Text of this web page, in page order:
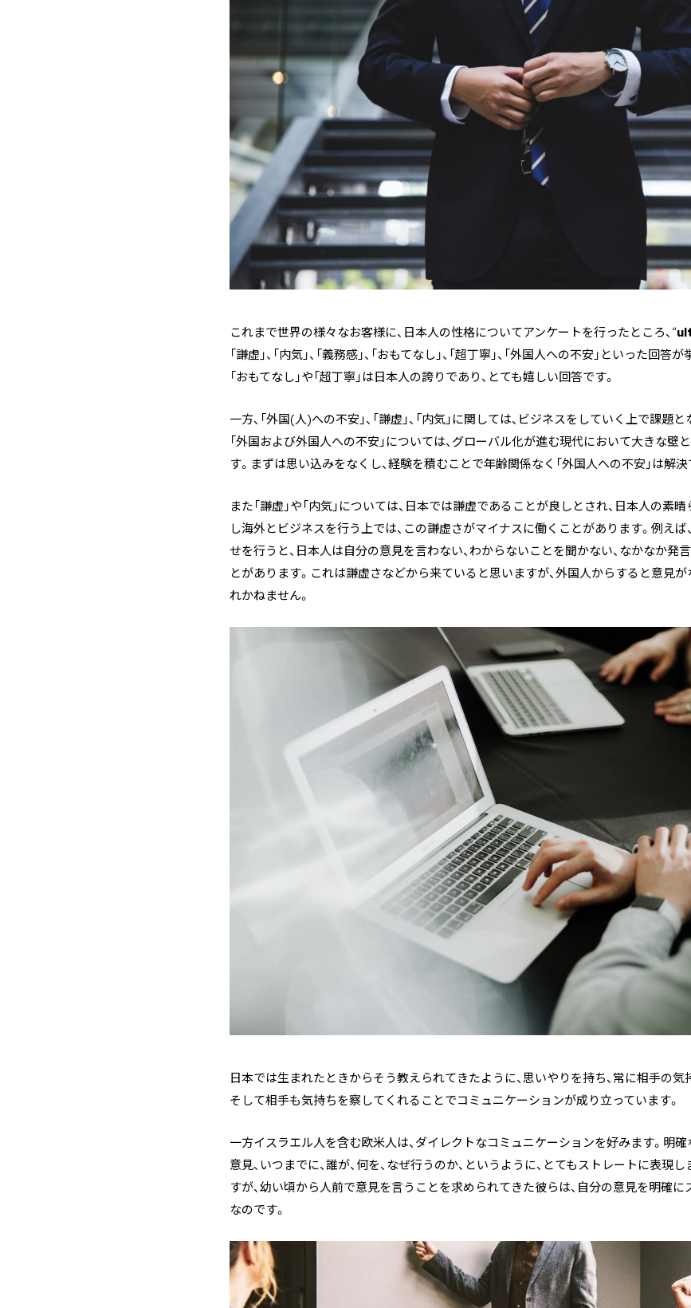
これまで世界の様々なお客様に、日本人の性格についてアンケートを行ったところ、“
「謙虚」、「内気」、「義務感」、「おもてなし」、「超丁寧」、「外国人への不安」といった回答
「おもてなし」や「超丁寧」は日本人の誇りであり、とても嬉しい回答です。
一方、「外国(人)への不安」、「謙虚」、「内気」に関しては、ビジネスをしていく上で課題と
「外国および外国人への不安」については、グローバル化が進む現代において大きな壁
す。まずは思い込みをなくし、経験を積むことで年齢関係なく「外国人への不安」は解決
また「謙虚」や「内気」については、日本では謙虚であることが良しとされ、日本人の素
し海外とビジネスを行う上では、この謙虚さがマイナスに働くことがあります。例え
せを行うと、日本人は自分の意見を言わない、わからないことを聞かない、なかなか発
とがあります。これは謙虚さなどから来ていると思いますが、外国人からすると意見が
れかねません。
日本では生まれたときからそう教えられてきたように、思いやりを持ち、常に相手の気
そして相手も気持ちを察してくれることでコミュニケーションが成り立っています。
一方イスラエル人を含む欧米人は、ダイレクトなコミュニケーションを好みます。明確
意見、いつまでに、誰が、何を、なぜ行うのか、というように、とてもストレートに表現
すが、幼い頃から人前で意見を言うことを求められてきた彼らは、自分の意見を明確
なのです。